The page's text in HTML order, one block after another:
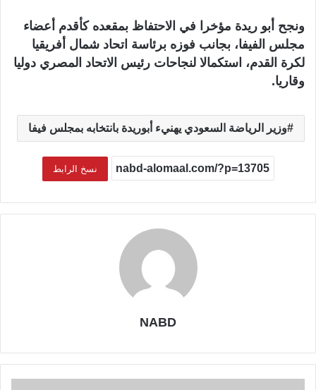
ونجح أبو ريدة مؤخرا في الاحتفاظ بمقعده كأقدم أعضاء
مجلس الفيفا، بجانب فوزه برئاسة اتحاد شمال أفريقيا
لكرة القدم، استكمالا لنجاحات رئيس الاتحاد المصري دوليا
وقاريا.
وزير الرياضة السعودي يهنيء أبوريدة بانتخابه بمجلس فيفا
نسخ الرابط
NABD